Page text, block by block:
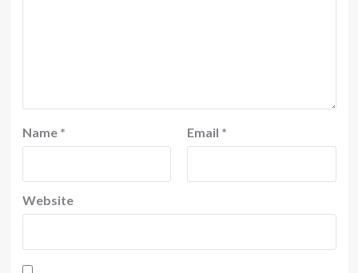
Name * Email *
Website